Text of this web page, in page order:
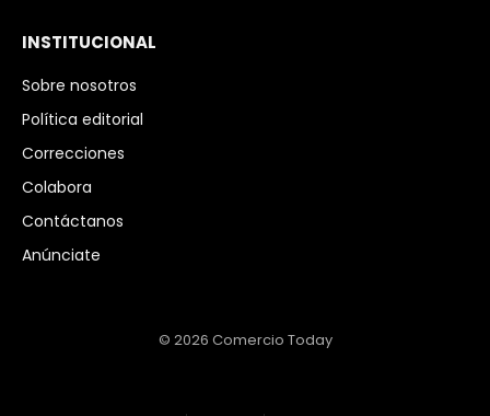
INSTITUCIONAL
Sobre nosotros
Política editorial
Correcciones
Colabora
Contáctanos
Anúnciate
© 2026 Comercio Today